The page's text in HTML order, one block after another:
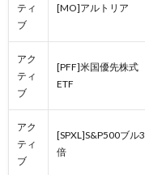
ティ
ブ
[MO]アルトリア
アク
ティ
ブ
[PFF]米国優先株式
ETF
アク
ティ
ブ
[SPXL]S&P500ブル3
倍